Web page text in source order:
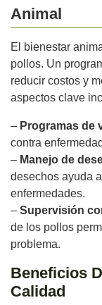
Animal
El bienestar
pollos. Un
reducir costos y
aspectos clave
– Programas de
contra
– Manejo de
desechos ayuda
enfermedades.
– Supervisión
de los pollos
problema.
Beneficios
Calidad